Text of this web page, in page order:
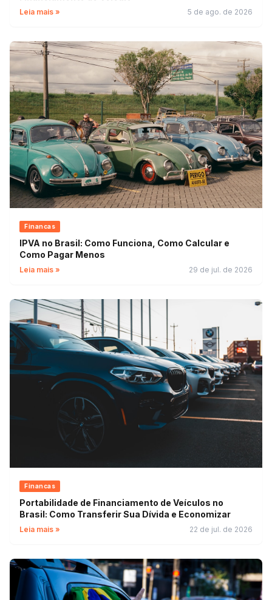
Leia mais » 5 de ago. de 2026
Financas
IPVA no Brasil: Como Funciona, Como Calcular e
Como Pagar Menos
Leia mais » 29 de jul. de 2026
Financas
Portabilidade de Financiamento de Veículos no
Brasil: Como Transferir Sua Dívida e Economizar
Leia mais » 22 de jul. de 2026